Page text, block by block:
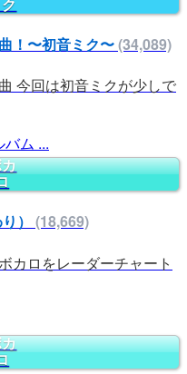
！〜初音ミク〜(34,089)
今回は初音ミクが少しで
バム ...
） (18,669)
カロをレーダーチャート